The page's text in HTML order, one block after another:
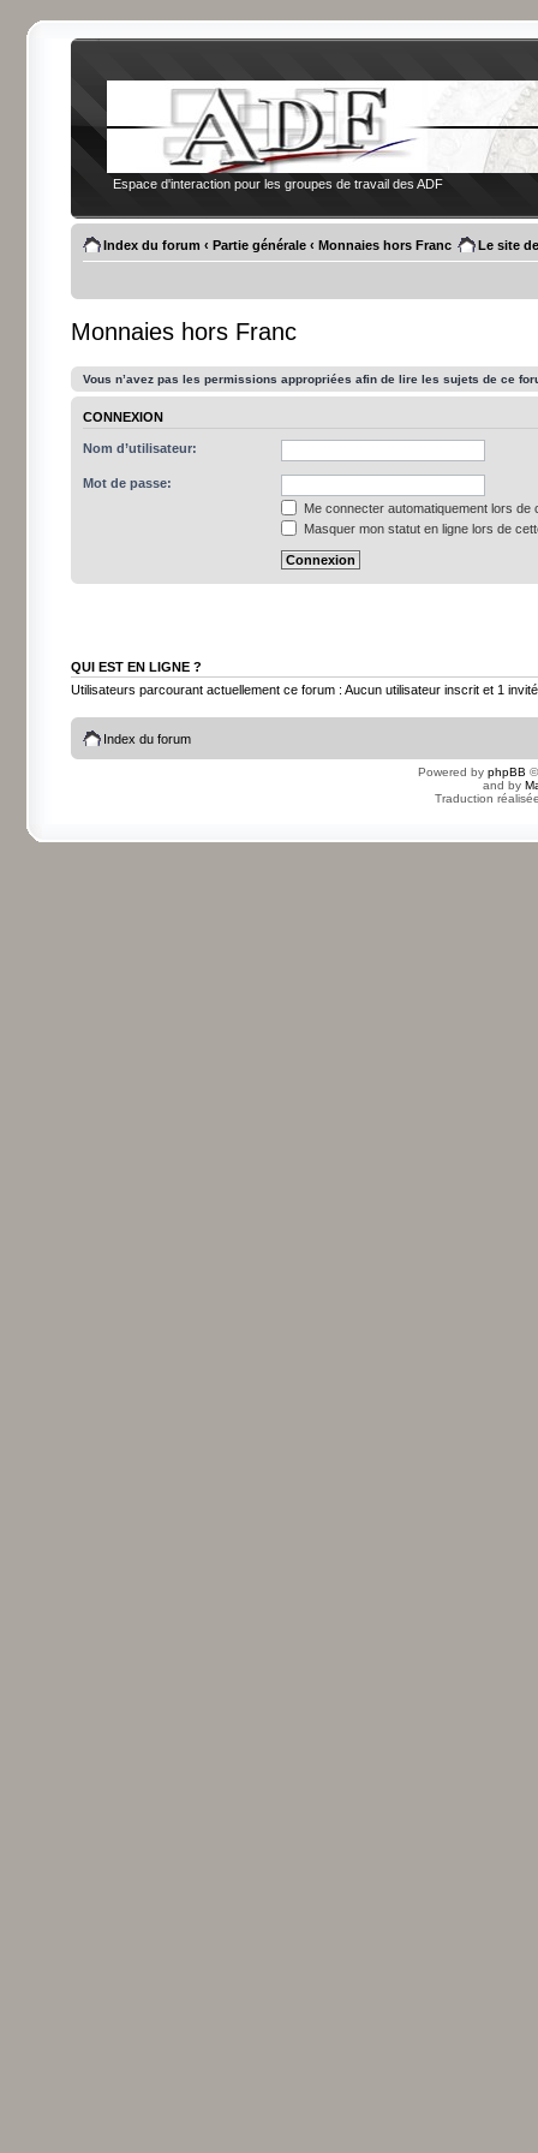
Espace d'interaction pour les groupes de travail des ADF
Index du forum ‹ Partie générale ‹ Monnaies hors Franc Le site
Monnaies hors Franc
Vous n’avez pas les permissions appropriées afin de lire les sujets de ce
CONNEXION
Nom d’utilisateur:
Mot de passe:
Me connecter automatiquement lors de
Masquer mon statut en ligne lors de
QUI EST EN LIGNE ?
Utilisateurs parcourant actuellement ce forum : Aucun utilisateur inscrit et 1 invité
Index du forum
Powered by phpBB
and by
Traduction